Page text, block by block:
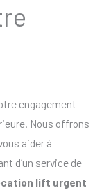
engagement
Nous offrons
aider à
d’un service de
lift urgent